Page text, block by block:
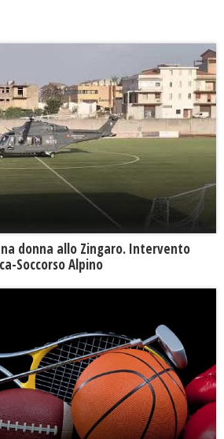
donna allo Zingaro. Intervento
Soccorso Alpino